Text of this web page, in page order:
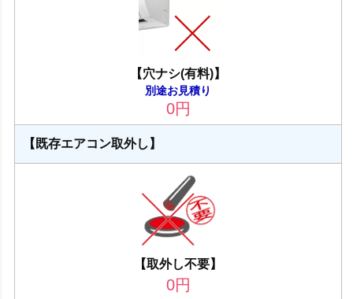
【穴ナシ(有料)】
別途お見積り
0円
【既存エアコン取外し】
【取外し不要】
0円